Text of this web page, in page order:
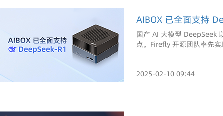
AIBOX 已全面支持
国产 AI 大模型 DeepSeek
点。Firefly 开源团队率先
2025-02-10 09:44